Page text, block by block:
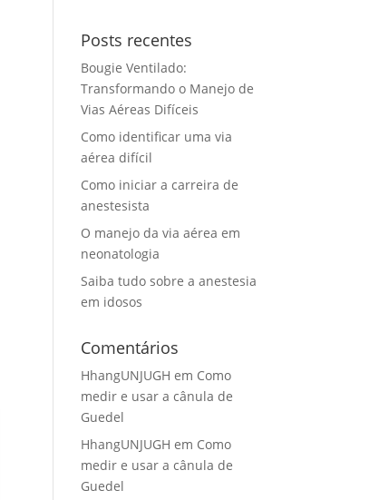
Posts recentes
Bougie Ventilado:
Transformando o Manejo de
Vias Aéreas Difíceis
Como identificar uma via
aérea difícil
Como iniciar a carreira de
anestesista
O manejo da via aérea em
neonatologia
Saiba tudo sobre a anestesia
em idosos
Comentários
HhangUNJUGH em Como
medir e usar a cânula de
Guedel
HhangUNJUGH em Como
medir e usar a cânula de
Guedel